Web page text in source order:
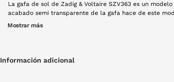
La gafa de sol de Zadig & Voltaire SZV363 es un
acabado semi transparente de la gafa hace de este
imprescinible para tu verano.
Mostrar más
Información adicional